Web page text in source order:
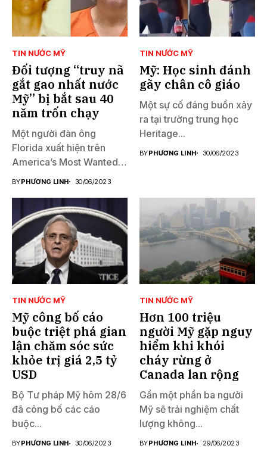
TIN NƯỚC MỸ
Đối tượng “truy nã
gắt gao nhất nước
Mỹ” bị bắt sau 40
năm trốn chạy
Một người đàn ông
Florida xuất hiện trên
America’s Most Wanted
BYPHƯƠNG LINH 30/06/2023
TIN NƯỚC MỸ
Mỹ: Học sinh đánh
gãy chân cô giáo
Một sự cố đáng buồn xảy
ra tại trường trung học
Heritage...
BYPHƯƠNG LINH 30/06/2023
TIN NƯỚC MỸ
Mỹ công bố cáo
buộc triệt phá gian
lận chăm sóc sức
khỏe trị giá 2,5 tỷ
USD
Bộ Tư pháp Mỹ hôm 28/6
đã công bố các cáo
buộc...
BYPHƯƠNG LINH 30/06/2023
TIN NƯỚC MỸ
Hơn 100 triệu
người Mỹ gặp nguy
hiểm khi khói
cháy rừng ở
Canada lan rộng
Gần một phần ba người
Mỹ sẽ trải nghiệm chất
lượng không...
BYPHƯƠNG LINH 29/06/2023